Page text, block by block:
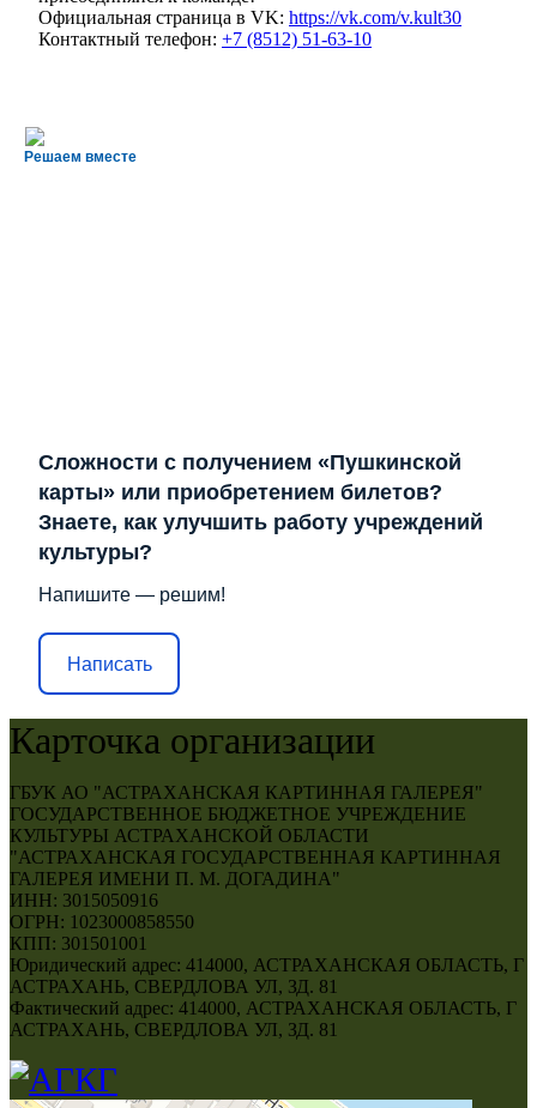
Официальная страница в VK: https://vk.com/v.kult30
Контактный телефон: +7 (8512) 51-63-10
Решаем вместе
Сложности с получением «Пушкинской
карты» или приобретением билетов?
Знаете, как улучшить работу учреждений
культуры?
Напишите — решим!
Написать
Карточка организации
ГБУК АО "АСТРАХАНСКАЯ КАРТИННАЯ ГАЛЕРЕЯ"
ГОСУДАРСТВЕННОЕ БЮДЖЕТНОЕ УЧРЕЖДЕНИЕ
КУЛЬТУРЫ АСТРАХАНСКОЙ ОБЛАСТИ
"АСТРАХАНСКАЯ ГОСУДАРСТВЕННАЯ КАРТИННАЯ
ГАЛЕРЕЯ ИМЕНИ П. М. ДОГАДИНА"
ИНН: 3015050916
ОГРН: 1023000858550
КПП: 301501001
Юридический адрес: 414000, АСТРАХАНСКАЯ ОБЛАСТЬ, Г
АСТРАХАНЬ, СВЕРДЛОВА УЛ, ЗД. 81
Фактический адрес: 414000, АСТРАХАНСКАЯ ОБЛАСТЬ, Г
АСТРАХАНЬ, СВЕРДЛОВА УЛ, ЗД. 81